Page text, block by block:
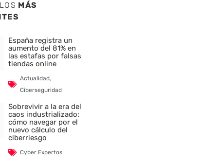
MÁS
España registra un
aumento del 81% en
las estafas por falsas
tiendas online
Actualidad,
Ciberseguridad
Sobrevivir a la era del
caos industrializado:
cómo navegar por el
nuevo cálculo del
ciberriesgo
Cyber Expertos